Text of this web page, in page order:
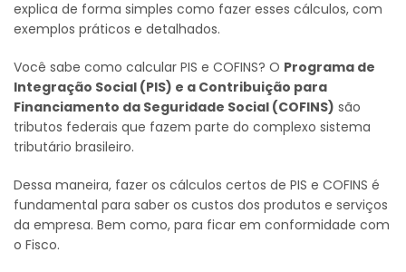
explica de forma simples como fazer esses cálculos, com
exemplos práticos e detalhados.
Você sabe como calcular PIS e COFINS? O Programa de
Integração Social (PIS) e a Contribuição para
Financiamento da Seguridade Social (COFINS) são
tributos federais que fazem parte do complexo sistema
tributário brasileiro.
Dessa maneira, fazer os cálculos certos de PIS e COFINS é
fundamental para saber os custos dos produtos e serviços
da empresa. Bem como, para ficar em conformidade com
o Fisco.